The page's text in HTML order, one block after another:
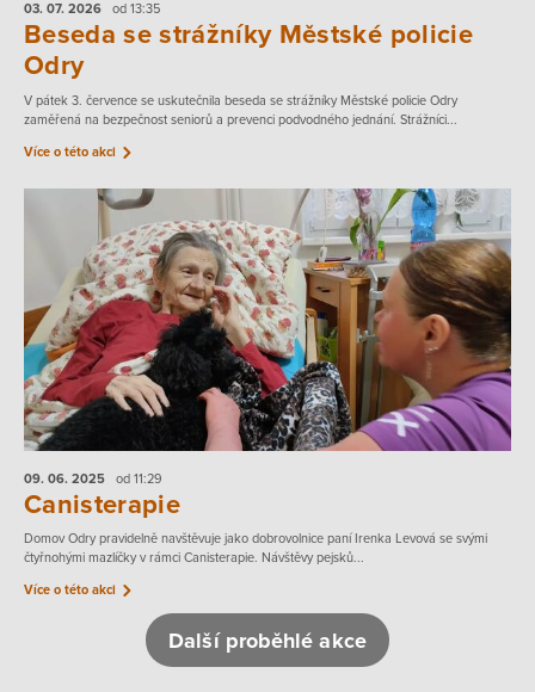
03. 07. 2026 od 13:35
Beseda se strážníky Městské policie
Odry
V pátek 3. července se uskutečnila beseda se strážníky Městské policie Odry
zaměřená na bezpečnost seniorů a prevenci podvodného jednání. Strážníci...
Více o této akci
09. 06. 2025 od 11:29
Canisterapie
Domov Odry pravidelně navštěvuje jako dobrovolnice paní Irenka Levová se svými
čtyřnohými mazlíčky v rámci Canisterapie. Návštěvy pejsků...
Více o této akci
Další proběhlé akce